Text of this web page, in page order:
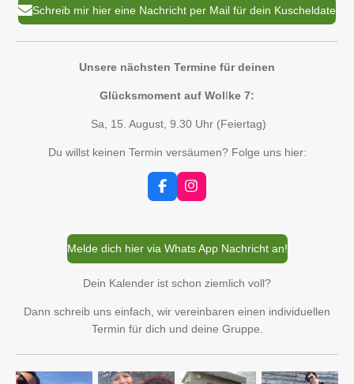
Schreib mir hier eine Nachricht per Mail für dein Kuscheldate
Unsere nächsten Termine für deinen
Glücksmoment auf Wollke 7:
Sa, 15. August, 9.30 Uhr (Feiertag)
Du willst keinen Termin versäumen? Folge uns hier:
F
a
b
o
o
k
I
n
g
r
a
Melde dich hier via Whats App Nachricht an!
Dein Kalender ist schon ziemlich voll?
Dann schreib uns einfach, wir vereinbaren einen individuellen
Termin für dich und deine Gruppe.